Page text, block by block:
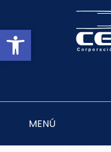
Abrir barra
MENÚ